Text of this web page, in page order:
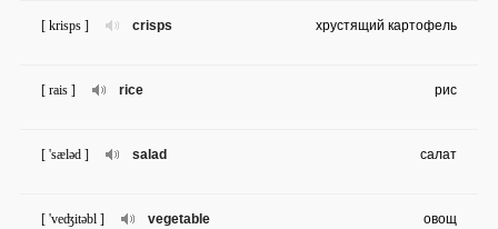
crisps
[ krisps ] хрустящий картофель
rice
[ rais ] рис
salad
[ 'sæləd ] салат
vegetable
[ 'veʤitəbl ] овощ